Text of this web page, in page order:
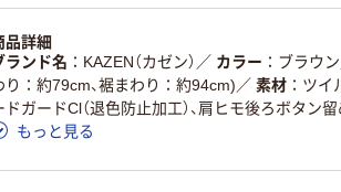
品詳細
ランド名
KAZEN（カゼン） ／ カラー ブラウン
り：約79cm、裾まわり：約94cm) ／ 素材 ツイ
ドガードCl（退色防止加工）、肩ヒモ後ろボタン
もっと見る